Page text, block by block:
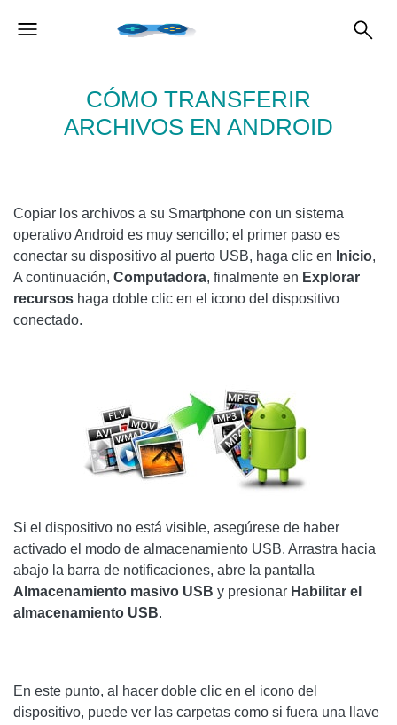
CÓMO TRANSFERIR
ARCHIVOS EN ANDROID
Copiar los archivos a su Smartphone con un sistema
operativo Android es muy sencillo; el primer paso es
conectar su dispositivo al puerto USB, haga clic en Inicio,
A continuación, Computadora, finalmente en Explorar
recursos haga doble clic en el icono del dispositivo
conectado.
Si el dispositivo no está visible, asegúrese de haber
activado el modo de almacenamiento USB. Arrastra hacia
abajo la barra de notificaciones, abre la pantalla
Almacenamiento masivo USB y presionar Habilitar el
almacenamiento USB.
En este punto, al hacer doble clic en el icono del
dispositivo, puede ver las carpetas como si fuera una llave